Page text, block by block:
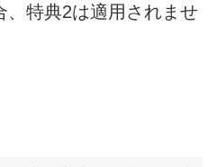
、特典2は適用されませ